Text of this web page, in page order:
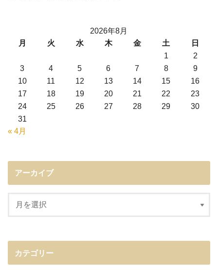
2026年8月
月
火 水 木 金 土
日
1
2
3
4 5 6 7 8
9
10
11 12 13 14 15
16
17
18 19 20 21 22
23
24
25 26 27 28 29
30
31
« 4月
アーカイブ
カテゴリー